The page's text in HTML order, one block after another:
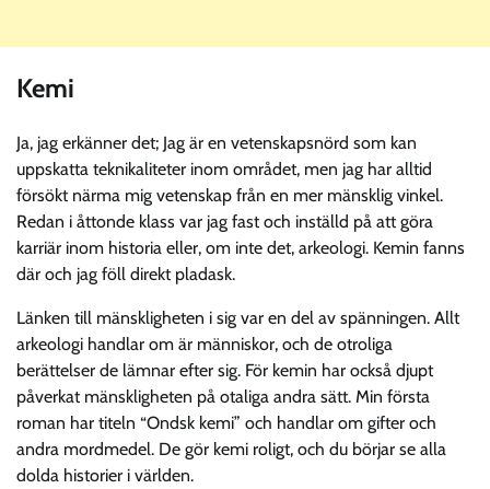
Kemi
Ja, jag erkänner det; Jag är en vetenskapsnörd som kan
uppskatta teknikaliteter inom området, men jag har alltid
försökt närma mig vetenskap från en mer mänsklig vinkel.
Redan i åttonde klass var jag fast och inställd på att göra
karriär inom historia eller, om inte det, arkeologi. Kemin fanns
där och jag föll direkt pladask.
Länken till mänskligheten i sig var en del av spänningen. Allt
arkeologi handlar om är människor, och de otroliga
berättelser de lämnar efter sig. För kemin har också djupt
påverkat mänskligheten på otaliga andra sätt. Min första
roman har titeln “Ondsk kemi” och handlar om gifter och
andra mordmedel. De gör kemi roligt, och du börjar se alla
dolda historier i världen.